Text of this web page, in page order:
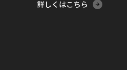
詳しくはこちら